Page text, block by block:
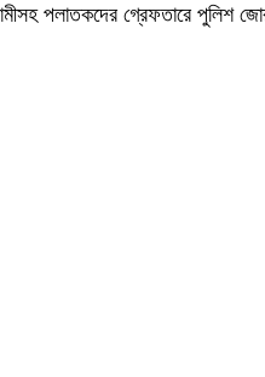
পলাতকদের গ্রেফতারে পুলিশ জোর